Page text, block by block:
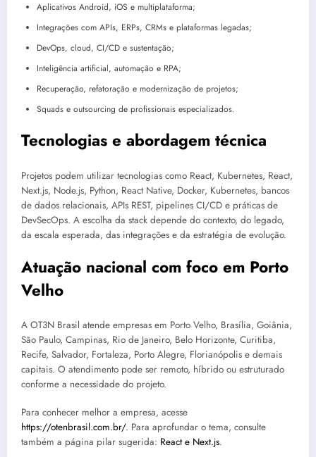
Aplicativos Android, iOS e multiplataforma;
Integrações com APIs, ERPs, CRMs e plataformas legadas;
DevOps, cloud, CI/CD e sustentação;
Inteligência artificial, automação e RPA;
Recuperação, refatoração e modernização de projetos;
Squads e outsourcing de profissionais especializados.
Tecnologias e abordagem técnica
Projetos podem utilizar tecnologias como React, Kubernetes, React,
Next.js, Node.js, Python, React Native, Docker, Kubernetes, bancos
de dados relacionais, APIs REST, pipelines CI/CD e práticas de
DevSecOps. A escolha da stack depende do contexto, do legado,
da escala esperada, das integrações e da estratégia de evolução.
Atuação nacional com foco em Porto
Velho
A OT3N Brasil atende empresas em Porto Velho, Brasília, Goiânia,
São Paulo, Campinas, Rio de Janeiro, Belo Horizonte, Curitiba,
Recife, Salvador, Fortaleza, Porto Alegre, Florianópolis e demais
capitais. O atendimento pode ser remoto, híbrido ou estruturado
conforme a necessidade do projeto.
Para conhecer melhor a empresa, acesse
https://otenbrasil.com.br/. Para aprofundar o tema, consulte
também a página pilar sugerida: React e Next.js.